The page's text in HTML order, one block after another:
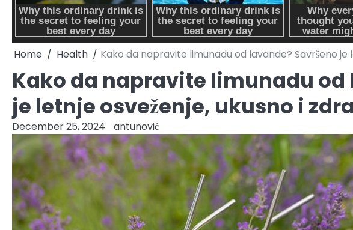
Home Health Kako da napravite limunadu od lavande? Savršeno je
Kako da napravite limunadu od
je letnje osveženje, ukusno i
December 25, 2024 antunović